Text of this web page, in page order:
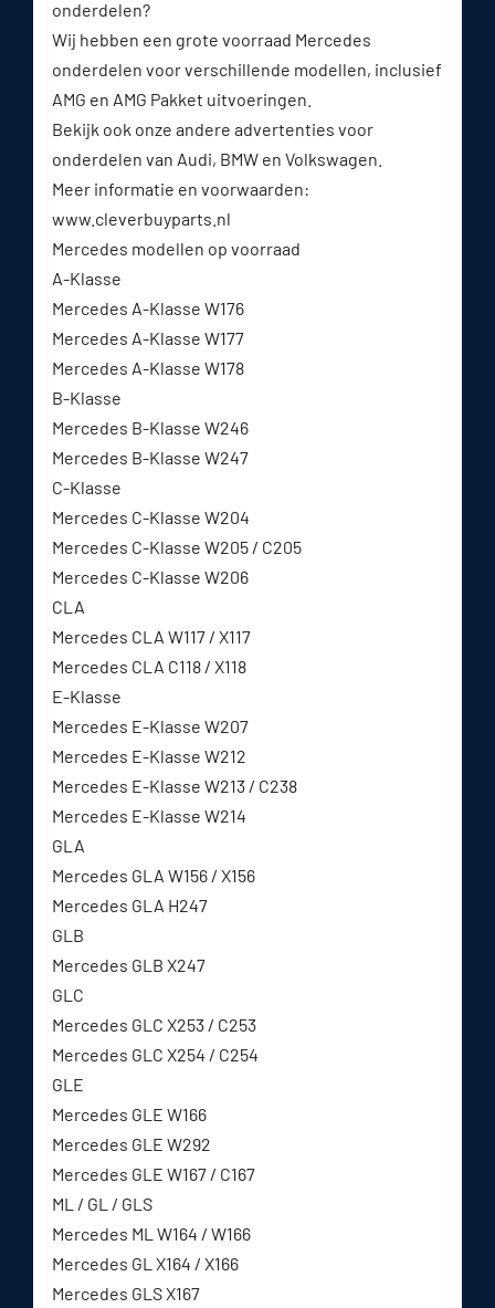
onderdelen?
Wij hebben een grote voorraad Mercedes
onderdelen voor verschillende modellen, inclusief
AMG en AMG Pakket uitvoeringen.
Bekijk ook onze andere advertenties voor
onderdelen van Audi, BMW en Volkswagen.
Meer informatie en voorwaarden:
www.cleverbuyparts.nl⁠
Mercedes modellen op voorraad
A-Klasse
Mercedes A-Klasse W176
Mercedes A-Klasse W177
Mercedes A-Klasse W178
B-Klasse
Mercedes B-Klasse W246
Mercedes B-Klasse W247
C-Klasse
Mercedes C-Klasse W204
Mercedes C-Klasse W205 / C205
Mercedes C-Klasse W206
CLA
Mercedes CLA W117 / X117
Mercedes CLA C118 / X118
E-Klasse
Mercedes E-Klasse W207
Mercedes E-Klasse W212
Mercedes E-Klasse W213 / C238
Mercedes E-Klasse W214
GLA
Mercedes GLA W156 / X156
Mercedes GLA H247
GLB
Mercedes GLB X247
GLC
Mercedes GLC X253 / C253
Mercedes GLC X254 / C254
GLE
Mercedes GLE W166
Mercedes GLE W292
Mercedes GLE W167 / C167
ML / GL / GLS
Mercedes ML W164 / W166
Mercedes GL X164 / X166
Mercedes GLS X167